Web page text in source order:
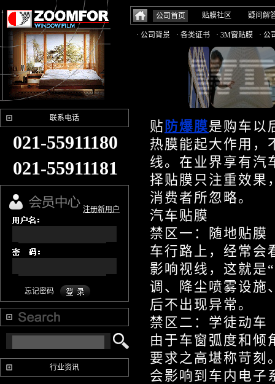
公司首页 贴膜社区 疑问解
· 公司背景 · 各类证书 · 3M窗贴膜 · 公
联系电话
021-55911180
021-55911181
注册新用户
忘记密码
行业资讯
贴 防爆膜是购车以
热膜能起大作用，
线。在业界享有汽
择贴膜只注重效果
消费者所忽略。
汽车贴膜
禁区一：随地贴膜
车行路上，经常会
影响视线，这就是
调、降尘喷雾设施
后不出现异常。
禁区二：学徒动车
由于车窗弧度和倾
要求之高堪称苛刻
会影响到车内电子